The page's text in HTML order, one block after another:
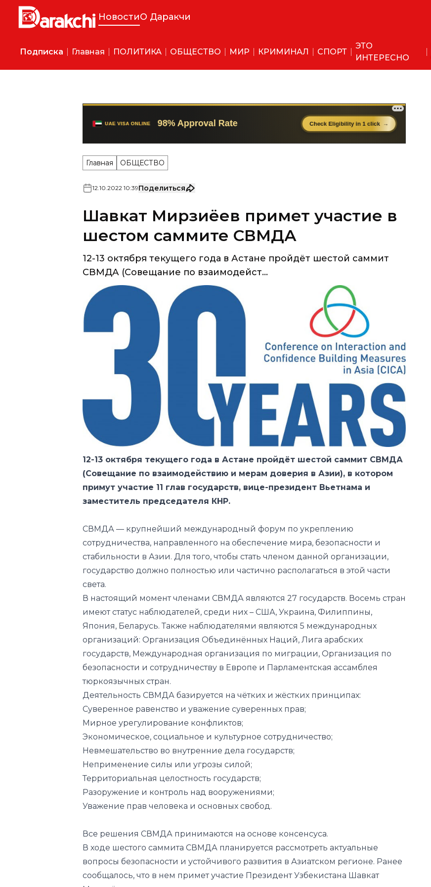
НовостиО Даракчи
Подписка Главная ПОЛИТИКА ОБЩЕСТВО МИР КРИМИНАЛ СПОРТ
ЭТО
ИНТЕРЕСНО
Главная ОБЩЕСТВО
Шавкат Мирзиёев примет участие в
шестом саммите СВМДА
12-13 октября текущего года в Астане пройдёт шестой саммит
СВМДА (Совещание по взаимодейст...
12-13 октября текущего года в Астане пройдёт шестой саммит СВМДА
(Совещание по взаимодействию и мерам доверия в Азии), в котором
примут участие 11 глав государств, вице-президент Вьетнама и
заместитель председателя КНР.
СВМДА — крупнейший международный форум по укреплению
сотрудничества, направленного на обеспечение мира, безопасности и
государство должно полностью или частично располагаться в этой части
света.
В настоящий момент членами СВМДА являются 27 государств. Восемь стран
имеют статус наблюдателей, среди них – США, Украина, Филиппины,
Япония, Беларусь. Также наблюдателями являются 5 международных
организаций: Организация Объединённых Наций, Лига арабских
государств, Международная организация по миграции, Организация по
безопасности и сотрудничеству в Европе и Парламентская ассамблея
тюркоязычных стран.
Деятельность СВМДА базируется на чётких и жёстких принципах:
Суверенное равенство и уважение суверенных прав;
Мирное урегулирование конфликтов;
Экономическое, социальное и культурное сотрудничество;
Невмешательство во внутренние дела государств;
Неприменение силы или угрозы силой;
Территориальная целостность государств;
Разоружение и контроль над вооружениями;
Уважение прав человека и основных свобод.
Все решения СВМДА принимаются на основе консенсуса.
В ходе шестого саммита СВМДА планируется рассмотреть актуальные
сообщалось, что в нем примет участие Президент Узбекистана Шавкат
Мирзиёев.
Официальные встречи Президент Узбекистана